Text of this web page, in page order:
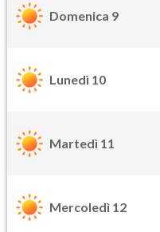
Domenica 9
Lunedì 10
Martedì 11
Mercoledì 12